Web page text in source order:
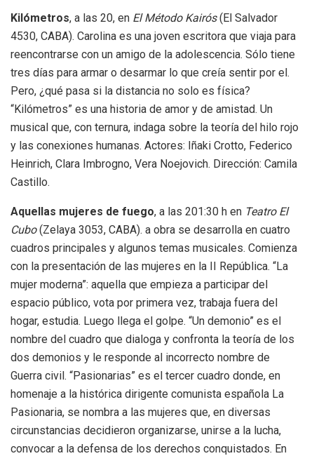
Kilómetros, a las 20, en El Método Kairós(El Salvador
4530, CABA). Carolina es una joven escritora que viaja para
reencontrarse con un amigo de la adolescencia. Sólo tiene
tres días para armar o desarmar lo que creía sentir por el.
Pero, ¿qué pasa si la distancia no solo es física?
“Kilómetros” es una historia de amor y de amistad. Un
musical que, con ternura, indaga sobre la teoría del hilo rojo
y las conexiones humanas. Actores: Iñaki Crotto, Federico
Heinrich, Clara Imbrogno, Vera Noejovich. Dirección: Camila
Castillo.
Aquellas mujeres de fuego, a las 201:30 h en Teatro El
Cubo(Zelaya 3053, CABA). a obra se desarrolla en cuatro
cuadros principales y algunos temas musicales. Comienza
con la presentación de las mujeres en la II República. “La
mujer moderna”: aquella que empieza a participar del
espacio público, vota por primera vez, trabaja fuera del
hogar, estudia. Luego llega el golpe. “Un demonio” es el
nombre del cuadro que dialoga y confronta la teoría de los
dos demonios y le responde al incorrecto nombre de
Guerra civil. “Pasionarias” es el tercer cuadro donde, en
homenaje a la histórica dirigente comunista española La
Pasionaria, se nombra a las mujeres que, en diversas
circunstancias decidieron organizarse, unirse a la lucha,
convocar a la defensa de los derechos conquistados. En